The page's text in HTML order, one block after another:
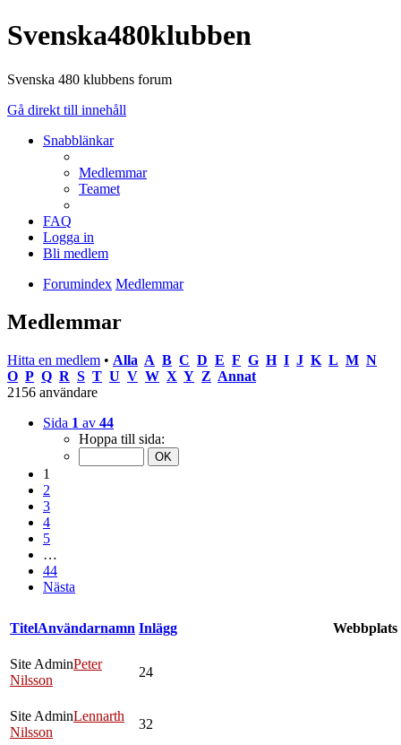
Svenska480klubben
Svenska 480 klubbens forum
Gå direkt till innehåll
Snabblänkar
Medlemmar
Teamet
FAQ
Logga in
Bli medlem
Forumindex Medlemmar
Medlemmar
Hitta en medlem • Alla A B C D E F G H I J K L M N
O P Q R S T U V W X Y Z Annat
2156 användare
Sida 1 av 44
Hoppa till sida:
1
2
3
4
5
…
44
Nästa
TitelAnvändarnamn Inlägg Webbplats
Site AdminPeter
Nilsson
24
Site AdminLennarth
Nilsson
32